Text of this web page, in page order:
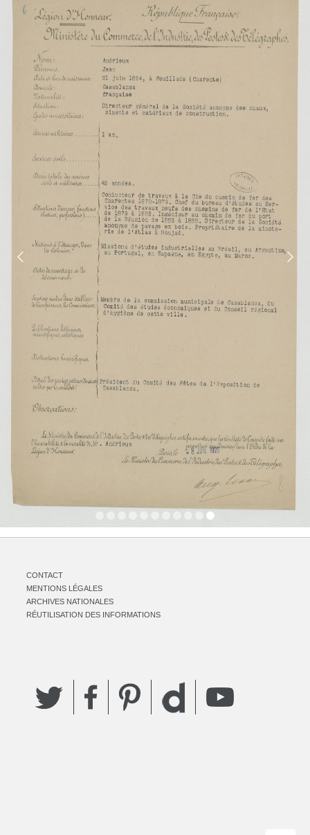
CONTACT
MENTIONS LÉGALES
ARCHIVES NATIONALES
RÉUTILISATION DES INFORMATIONS